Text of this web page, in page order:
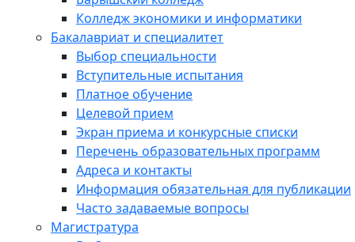
Колледж экономики и информатики
Бакалавриат и специалитет
Выбор специальности
Вступительные испытания
Платное обучение
Целевой прием
Экран приема и конкурсные списки
Перечень образовательных программ
Адреса и контакты
Информация обязательная для публикации
Часто задаваемые вопросы
Магистратура